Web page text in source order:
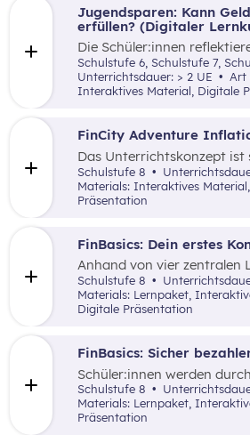
Jugendsparen: Kann
erfüllen? (Digitaler
Die Schüler:innen
immaterielle Bedürfnisse
Jugendbankkonten und
verschiedene
Schulstufe 6,
Unterrichtsdauer: > 2 UE
Art des Materials:
Interaktives Material, Digitale
FinCity Adventure
Das Unterrichtskonzept
und vermittelt den
Grundlagenwissen zur
diese im alltäglichen Leben
Schulstufe 8
Materials: Interaktives
Präsentation
Zentrum. Davon
unterschiedliche externe
und Nachteile von
FinBasics: Dein erstes
Anhand von vier zentralen
interaktive Elemente
Schüler:innen wesentliche
unterschiedlichen
Schulstufe 8
Materials: Lernpaket,
Digitale Präsentation
FinBasics: Sicher
Schüler:innen werden
Alltagsszenarien mit
Zahlungsmöglichkeiten
verbundenen Fragen von
Schulstufe 8
Materials: Lernpaket,
Präsentation